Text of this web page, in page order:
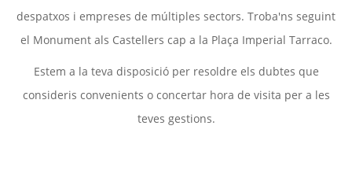
despatxos i empreses de múltiples sectors. Troba'ns seguint
el Monument als Castellers cap a la Plaça Imperial Tarraco.
Estem a la teva disposició per resoldre els dubtes que
consideris convenients o concertar hora de visita per a les
teves gestions.